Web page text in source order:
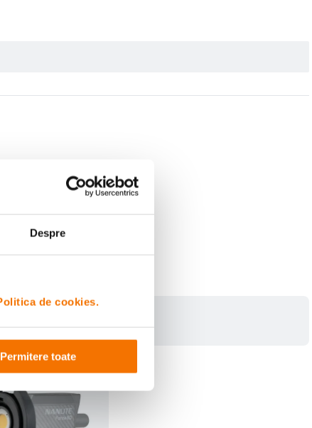
Despre
de cookies.
Permitere toate